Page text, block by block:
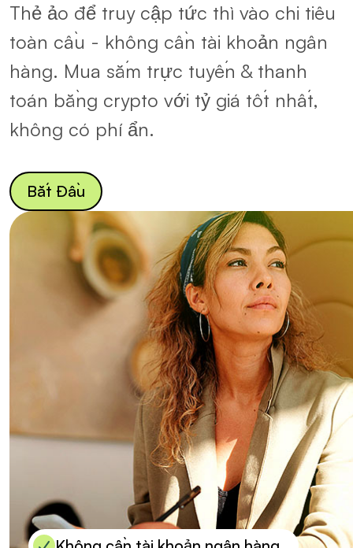
Thẻ ảo để truy cập tức thì vào chi tiêu
toàn cầu - không cần tài khoản ngân
hàng. Mua sắm trực tuyến & thanh
toán bằng crypto với tỷ giá tốt nhất,
không có phí ẩn.
Bắt Đầu